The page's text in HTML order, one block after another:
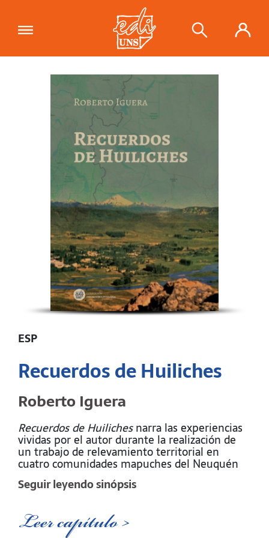
"Recuerdos de Huiliches" se ha
añadido a tu carrito.
ESP
Recuerdos de Huiliches
Roberto Iguera
Recuerdos de Huilichesnarra las experiencias
vividas por el autor durante la realización de
un trabajo de relevamiento territorial en
cuatro comunidades mapuches del Neuquén
entre los años 1971-1972.
en los recuerdos que el autor agrega guiado
por la memoria de lo vivido encontramos
descriptas una serie de situaciones que nos
Seguir leyendo sinópsis
Leer capítulo >